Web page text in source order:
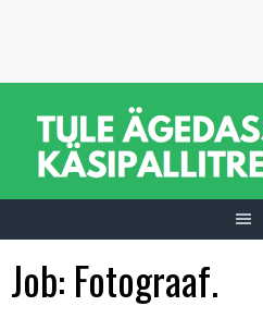
Job: Fotograaf.